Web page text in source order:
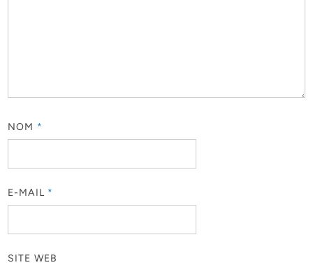
NOM *
E-MAIL *
SITE WEB